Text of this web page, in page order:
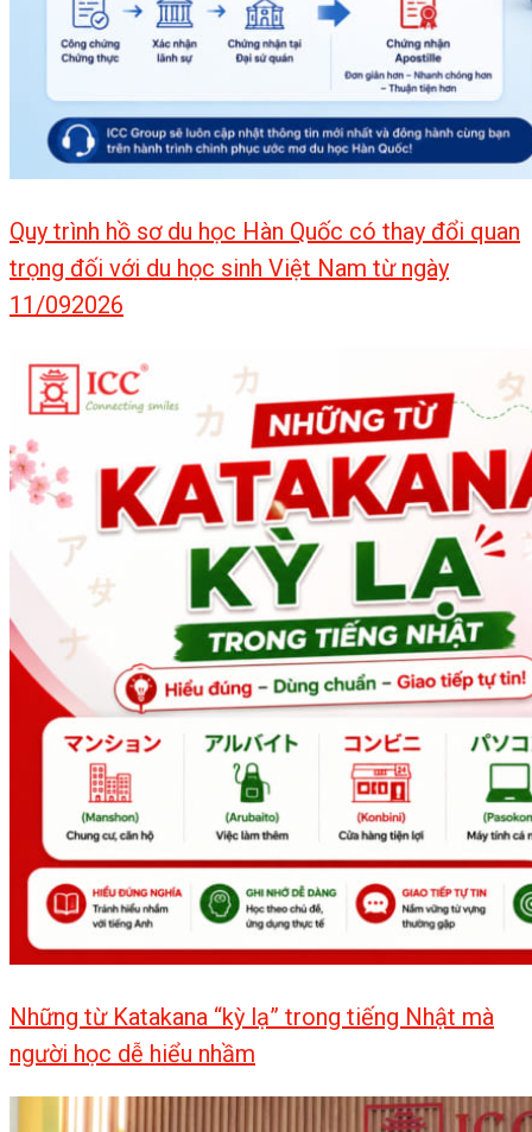
Quy trình hồ sơ du học Hàn Quốc có thay đổi quan
trọng đối với du học sinh Việt Nam từ ngày
11/092026
Những từ Katakana “kỳ lạ” trong tiếng Nhật mà
người học dễ hiểu nhầm